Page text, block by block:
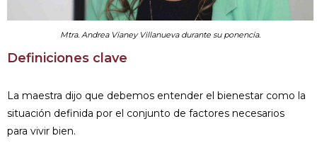
Mtra. Andrea Vianey Villanueva durante su ponencia.
Definiciones clave
La maestra dijo que debemos entender el bienestar como la
situación definida por el conjunto de factores necesarios
para vivir bien.